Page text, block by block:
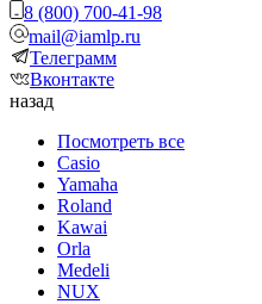
8 (800) 700-41-98
mail@iamlp.ru
Телеграмм
Вконтакте
назад
Посмотреть все
Casio
Yamaha
Roland
Kawai
Orla
Medeli
NUX